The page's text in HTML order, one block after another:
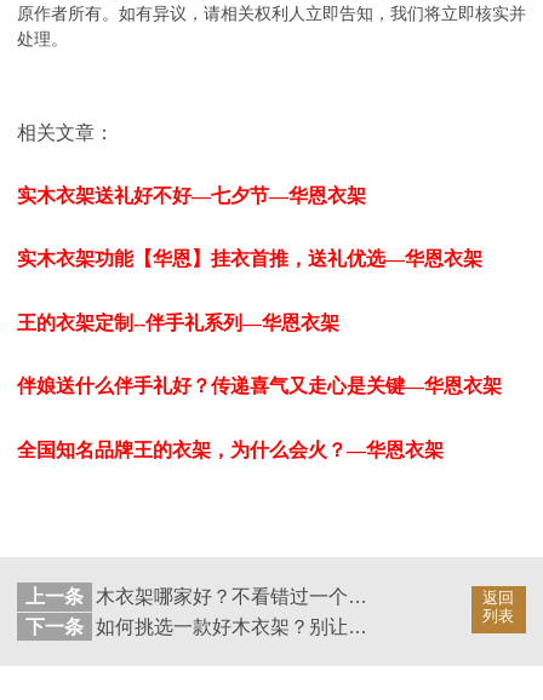
原作者所有。如有异议，请相关权利人立即告知，我们将立即核实并
处理。
相关文章：
实木衣架送礼好不好—七夕节—华恩衣架
实木衣架功能【华恩】挂衣首推，送礼优选—华恩衣架
王的衣架定制--伴手礼系列—华恩衣架
伴娘送什么伴手礼好？传递喜气又走心是关键—华恩衣架
全国知名品牌王的衣架，为什么会火？—华恩衣架
返回
列表
上一条
木衣架哪家好？不看错过一个亿！—华恩衣架
下一条
如何挑选一款好木衣架？别让你的家输在细节！—华恩衣架